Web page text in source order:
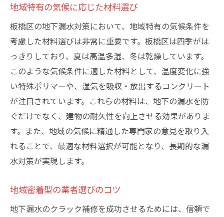
地域特有の気候に応じた材料選び
板橋区の地下漏水対策において、地域特有の気候条件を
考慮した材料選びは非常に重要です。板橋区は四季がは
っきりしており、夏は高温多湿、冬は乾燥しています。
このような気候条件に適した材料として、温度変化に強
い特殊ポリマーや、湿気を吸収・放出するコンクリート
が注目されています。これらの材料は、地下の漏水を防
ぐだけでなく、建物の耐久性を向上させる効果がありま
す。また、地域の気候に精通した専門家の意見を取り入
れることで、最適な材料選択が可能となり、長期的な漏
水対策が実現します。
地域密着型の業者選びのコツ
地下漏水のクラック補修を成功させるためには、信頼で